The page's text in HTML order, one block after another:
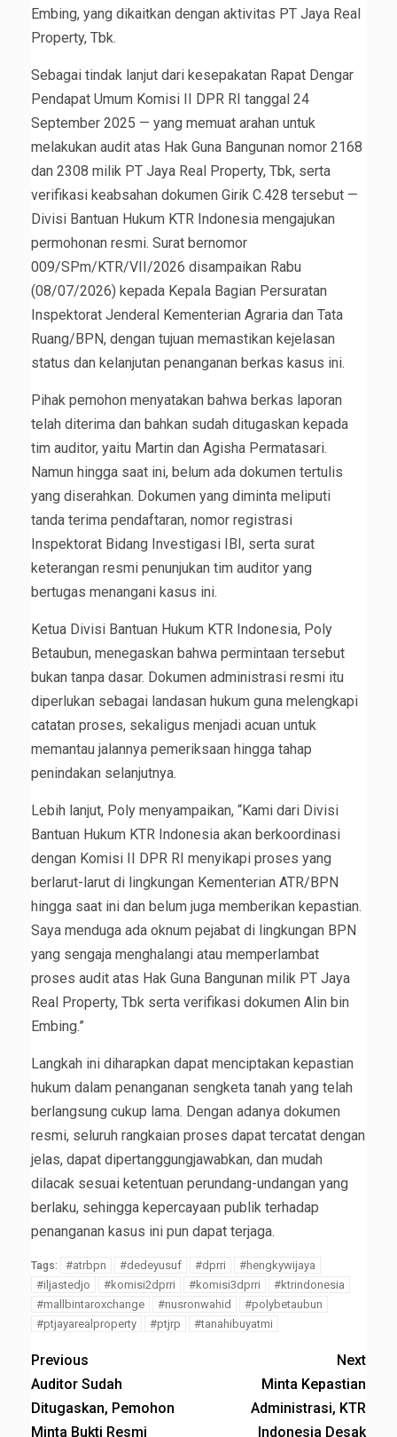
Embing, yang dikaitkan dengan aktivitas PT Jaya Real
Property, Tbk.
Sebagai tindak lanjut dari kesepakatan Rapat Dengar
Pendapat Umum Komisi II DPR RI tanggal 24
September 2025 — yang memuat arahan untuk
melakukan audit atas Hak Guna Bangunan nomor 2168
dan 2308 milik PT Jaya Real Property, Tbk, serta
verifikasi keabsahan dokumen Girik C.428 tersebut —
Divisi Bantuan Hukum KTR Indonesia mengajukan
permohonan resmi. Surat bernomor
009/SPm/KTR/VII/2026 disampaikan Rabu
(08/07/2026) kepada Kepala Bagian Persuratan
Inspektorat Jenderal Kementerian Agraria dan Tata
Ruang/BPN, dengan tujuan memastikan kejelasan
status dan kelanjutan penanganan berkas kasus ini.
Pihak pemohon menyatakan bahwa berkas laporan
telah diterima dan bahkan sudah ditugaskan kepada
tim auditor, yaitu Martin dan Agisha Permatasari.
Namun hingga saat ini, belum ada dokumen tertulis
yang diserahkan. Dokumen yang diminta meliputi
tanda terima pendaftaran, nomor registrasi
Inspektorat Bidang Investigasi IBI, serta surat
keterangan resmi penunjukan tim auditor yang
bertugas menangani kasus ini.
Ketua Divisi Bantuan Hukum KTR Indonesia, Poly
Betaubun, menegaskan bahwa permintaan tersebut
bukan tanpa dasar. Dokumen administrasi resmi itu
diperlukan sebagai landasan hukum guna melengkapi
catatan proses, sekaligus menjadi acuan untuk
memantau jalannya pemeriksaan hingga tahap
penindakan selanjutnya.
Lebih lanjut, Poly menyampaikan, “Kami dari Divisi
Bantuan Hukum KTR Indonesia akan berkoordinasi
dengan Komisi II DPR RI menyikapi proses yang
berlarut-larut di lingkungan Kementerian ATR/BPN
hingga saat ini dan belum juga memberikan kepastian.
Saya menduga ada oknum pejabat di lingkungan BPN
yang sengaja menghalangi atau memperlambat
proses audit atas Hak Guna Bangunan milik PT Jaya
Real Property, Tbk serta verifikasi dokumen Alin bin
Embing.”
Langkah ini diharapkan dapat menciptakan kepastian
hukum dalam penanganan sengketa tanah yang telah
berlangsung cukup lama. Dengan adanya dokumen
resmi, seluruh rangkaian proses dapat tercatat dengan
jelas, dapat dipertanggungjawabkan, dan mudah
dilacak sesuai ketentuan perundang-undangan yang
berlaku, sehingga kepercayaan publik terhadap
penanganan kasus ini pun dapat terjaga.
Tags: #atrbpn #dedeyusuf #dprri
#hengkywijaya
#iljastedjo
#komisi2dprri #komisi3dprri
#ktrindonesia
#mallbintaroxchange
#nusronwahid
#polybetaubun
#ptjayarealproperty
#ptjrp #tanahibuyatmi
Previous
Auditor Sudah
Ditugaskan, Pemohon
Minta Bukti Resmi
Next
Minta Kepastian
Administrasi, KTR
Indonesia Desak